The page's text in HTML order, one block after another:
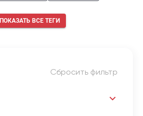
ПОКАЗАТЬ ВСЕ ТЕГИ
Сбросить фильтр